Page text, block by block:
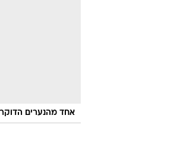
אחד מהנערים